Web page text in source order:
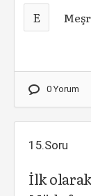
E
0 Yorum
15.Soru
İlk olarak